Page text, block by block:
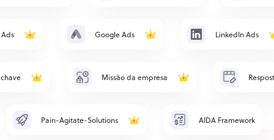
Google Ads LinkedIn Ads
Missão da empresa
Pain-Agitate-Solutions AIDA Framework